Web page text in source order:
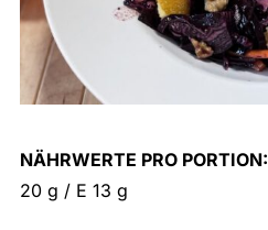
NÄHRWERTE PRO PORTION:
20 g / E 13 g